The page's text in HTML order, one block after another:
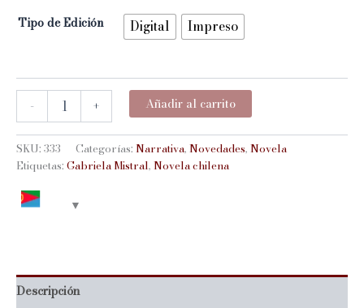
Tipo de Edición
Digital Impreso
-
GABRIELA
+ Añadir al carrito
SKU: 333 Categorías: Narrativa, Novedades, Novela
Etiquetas: Gabriela Mistral, Novela chilena
Descripción